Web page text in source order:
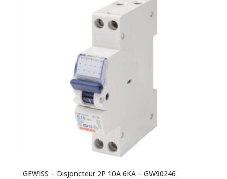
GEWISS – Disjoncteur 2P 10A 6KA – GW90246